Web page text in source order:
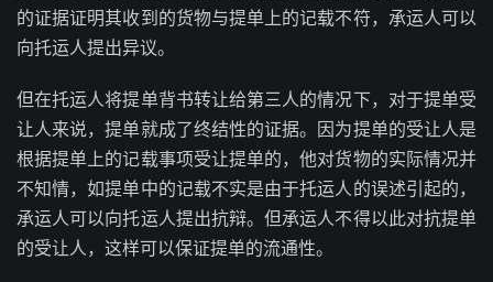
的证据证明其收到的货物与提单上的记载不符，承运人可以
向托运人提出异议。
但在托运人将提单背书转让给第三人的情况下，对于提单受
让人来说，提单就成了终结性的证据。因为提单的受让人是
根据提单上的记载事项受让提单的，他对货物的实际情况并
不知情，如提单中的记载不实是由于托运人的误述引起的，
承运人可以向托运人提出抗辩。但承运人不得以此对抗提单
的受让人，这样可以保证提单的流通性。